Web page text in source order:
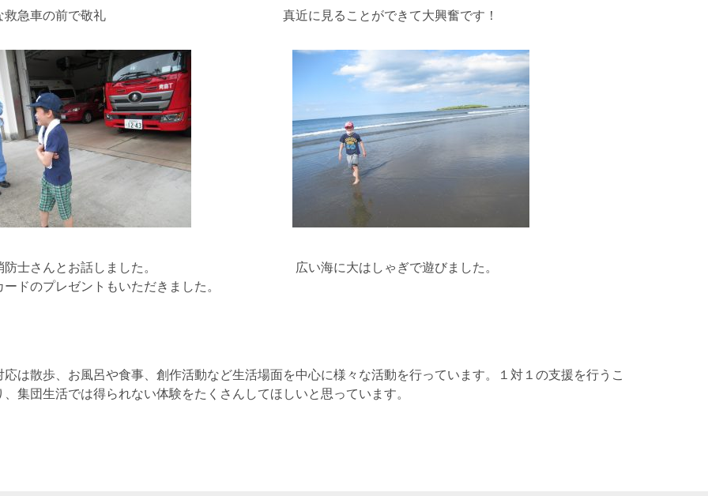
な救急車の前で敬礼 真近に見ることができて大興奮です！
消防士さんとお話しました。 広い海に大はしゃぎで遊びました。
ドのプレゼントもいただきました。
応は散歩、お風呂や食事、創作活動など生活場面を中心に様々な活動を行っています。１対１の支援を行うこ
、集団生活では得られない体験をたくさんしてほしいと思っています。